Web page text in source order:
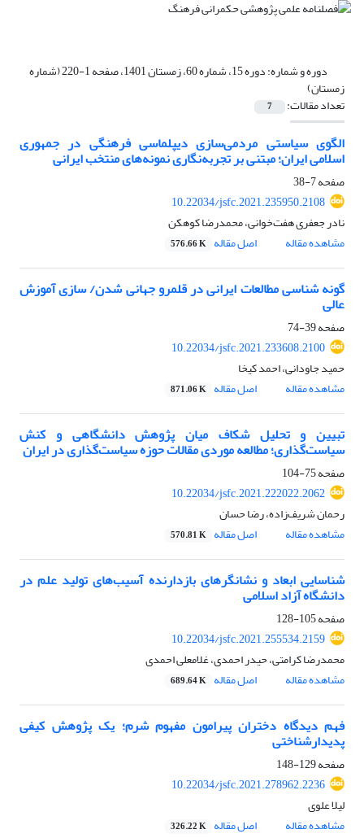
دوره و شماره: دوره 15، شماره 60، زمستان 1401، صفحه 1-220 (شماره
زمستان)
تعداد مقالات: 7
الگوی سیاستی مردمی‌سازی دیپلماسی فرهنگی در جمهوری
اسلامی ایران؛ مبتنی بر تجربه‌نگاری نمونه‌های منتخب ایرانی
صفحه7-38
10.22034/jsfc.2021.235950.2108
نادر جعفری هفت‌خوانی، محمدرضا کوهکن
مشاهده مقاله
اصل مقاله 576.66 K
گونه شناسی مطالعات ایرانی در قلمرو جهانی شدن/ سازی آموزش
عالی
صفحه39-74
10.22034/jsfc.2021.233608.2100
حمید جاودانی، احمد کیخا
مشاهده مقاله
اصل مقاله 871.06 K
تبیین و تحلیل شکاف میان پژوهش‌‌ دانشگاهی و کنش
سیاست‌گذاری؛ مطالعه موردی مقالات حوزه سیاست‌گذاری در ایران
صفحه75-104
10.22034/jsfc.2021.222022.2062
رحمان شریف‌زاده، رضا حسان
مشاهده مقاله
اصل مقاله 570.81 K
شناسایی ابعاد و نشانگر‌های بازدارنده آسیب‌های تولید علم در
دانشگاه آزاد اسلامی
صفحه105-128
10.22034/jsfc.2021.255534.2159
محمدرضا کرامتی، حیدر احمدی، غلامعلی احمدی
مشاهده مقاله
اصل مقاله 689.64 K
فهم دیدگاه دختران پیرامون مفهوم شرم؛ یک پژوهش کیفی
پدیدارشناختی
صفحه129-148
10.22034/jsfc.2021.278962.2236
لیلا علوی
مشاهده مقاله
اصل مقاله 326.22 K